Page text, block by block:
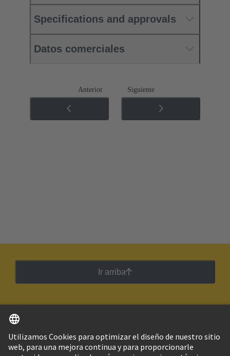
Specifications and approvals
Datos comerciales
Anterior Siguiente
Ir arriba
Argentina Español